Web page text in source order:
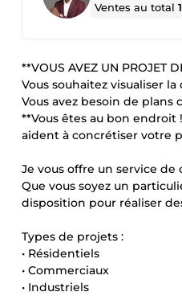
Ventes au total
**VOUS AVEZ UN
Vous souhaitez visualiser
Vous avez besoin de
**Vous êtes au bon endroit
aident à concrétiser votre
Je vous offre un service de
Que vous soyez un
disposition pour réaliser
Types de projets :
• Résidentiels
• Commerciaux
• Industriels